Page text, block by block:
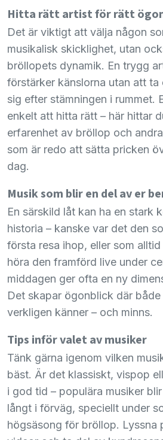
Hitta rätt artist för rätt
Det är viktigt att välja någon
musikalisk skicklighet, utan
bröllopets dynamik. En trygg
förstärker känslorna utan att ta
sig efter stämningen i rummet.
enkelt att hitta rätt – här hittar
erfarenhet av bröllop och
som är redo att sätta pricken
dag.
Musik som blir en del av er
En särskild låt kan ha en stark
historia – kanske var det den
första resa ihop, eller som
höra den framförd live under
middagen ger ofta en ny
Det skapar ögonblick där
verkligen känner – och minns.
Tips inför valet av musiker
Tänk gärna igenom vilken
bäst. Är det klassiskt, vispop
i god tid – populära musiker
långt i förväg, speciellt under
högsäsong för bröllop. Lyssna